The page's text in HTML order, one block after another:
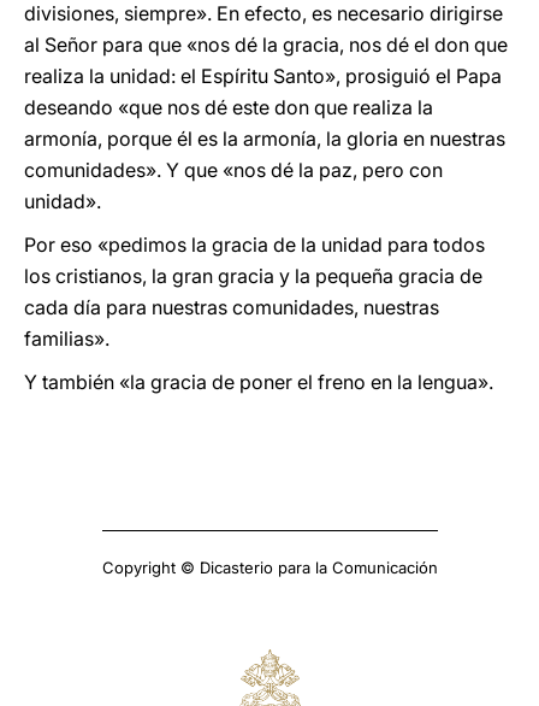
divisiones, siempre». En efecto, es necesario dirigirse
al Señor para que «nos dé la gracia, nos dé el don que
realiza la unidad: el Espíritu Santo», prosiguió el Papa
deseando «que nos dé este don que realiza la
armonía, porque él es la armonía, la gloria en nuestras
comunidades». Y que «nos dé la paz, pero con
unidad».
Por eso «pedimos la gracia de la unidad para todos
los cristianos, la gran gracia y la pequeña gracia de
cada día para nuestras comunidades, nuestras
familias».
Y también «la gracia de poner el freno en la lengua».
Copyright © Dicasterio para la Comunicación